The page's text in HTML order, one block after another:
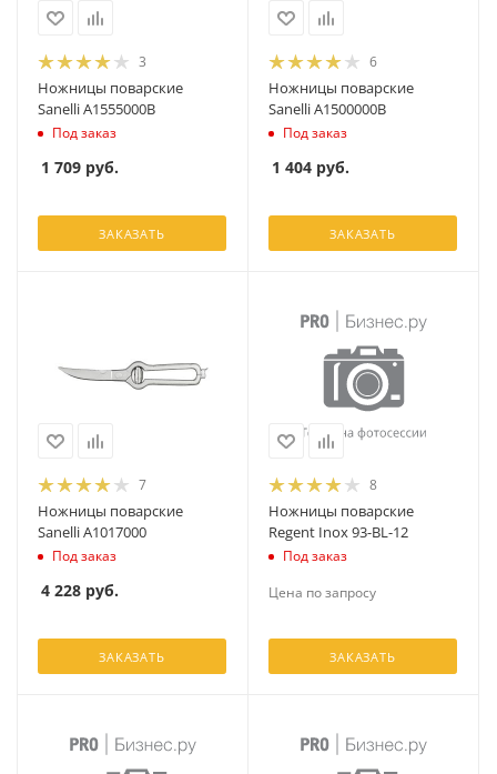
3
Ножницы поварские
Sanelli A1555000B
Под заказ
1 709 руб.
ЗАКАЗАТЬ
6
Ножницы поварские
Sanelli A1500000B
Под заказ
1 404 руб.
ЗАКАЗАТЬ
7
Ножницы поварские
Sanelli A1017000
Под заказ
4 228 руб.
ЗАКАЗАТЬ
8
Ножницы поварские
Regent Inox 93-BL-12
Под заказ
Цена по запросу
ЗАКАЗАТЬ